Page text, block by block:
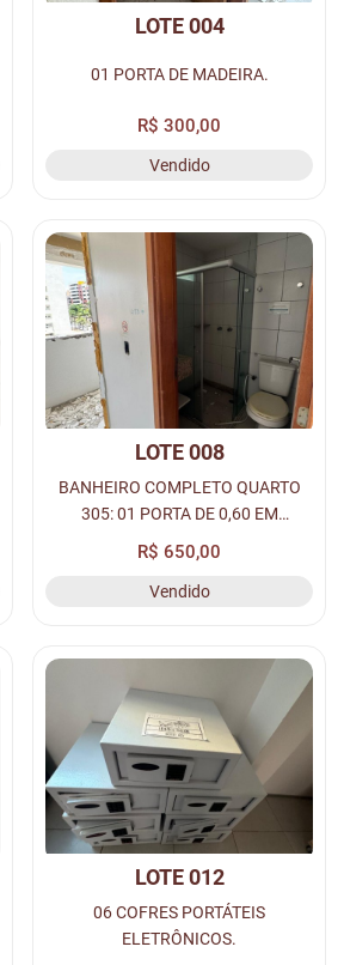
LOTE 004
01 PORTA DE MADEIRA.
R$ 300,00
Vendido
LOTE 008
BANHEIRO COMPLETO QUARTO
305: 01 PORTA DE 0,60 EM
MADEIRA, 01 VASO SANITÁRIO, 01
PIA COM BANCADA DE GRANITO,
BOX, ESQUADRIA E ACESSÓRIOS.
R$ 650,00
Vendido
LOTE 012
06 COFRES PORTÁTEIS
ELETRÔNICOS.